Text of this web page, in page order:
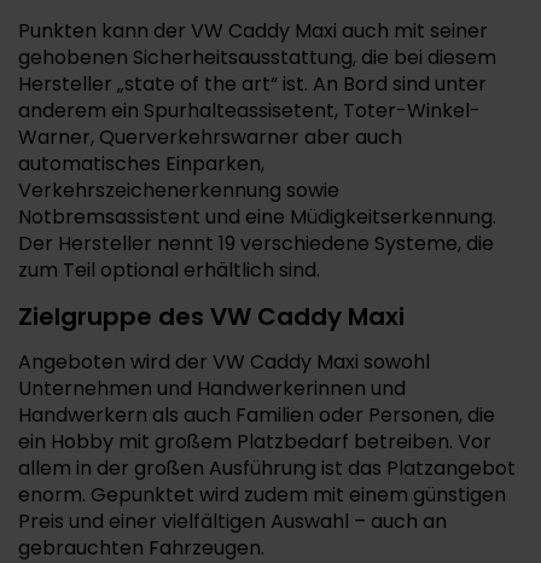
Punkten kann der VW Caddy Maxi auch mit seiner
gehobenen Sicherheitsausstattung, die bei diesem
Hersteller „state of the art“ ist. An Bord sind unter
anderem ein Spurhalteassisetent, Toter-Winkel-
Warner, Querverkehrswarner aber auch
automatisches Einparken,
Verkehrszeichenerkennung sowie
Notbremsassistent und eine Müdigkeitserkennung.
Der Hersteller nennt 19 verschiedene Systeme, die
zum Teil optional erhältlich sind.
Zielgruppe des VW Caddy Maxi
Angeboten wird der VW Caddy Maxi sowohl
Unternehmen und Handwerkerinnen und
Handwerkern als auch Familien oder Personen, die
ein Hobby mit großem Platzbedarf betreiben. Vor
allem in der großen Ausführung ist das Platzangebot
enorm. Gepunktet wird zudem mit einem günstigen
Preis und einer vielfältigen Auswahl – auch an
gebrauchten Fahrzeugen.